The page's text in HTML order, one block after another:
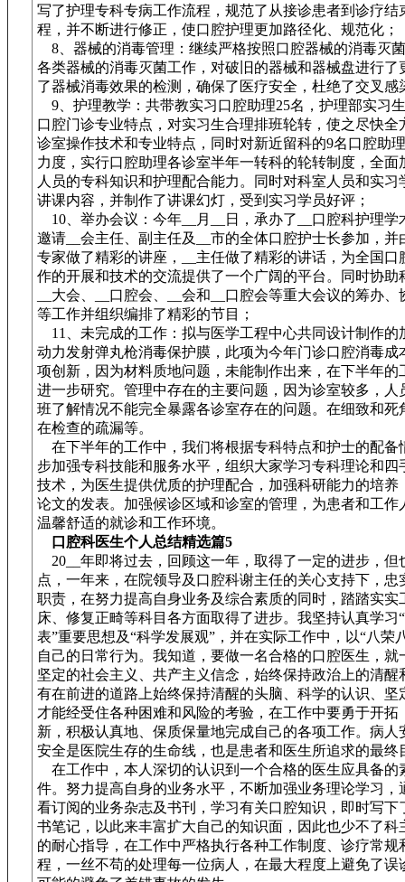
写了护理专科专病工作流程，规范了从接诊患者到诊疗结
程，并不断进行修正，使口腔护理更加路径化、规范化；
8、器械的消毒管理：继续严格按照口腔器械的消毒灭
各类器械的消毒灭菌工作，对破旧的器械和器械盘进行了
了器械消毒效果的检测，确保了医疗安全，杜绝了交叉感
9、护理教学：共带教实习口腔助理25名，护理部实习
口腔门诊专业特点，对实习生合理排班轮转，使之尽快全
诊室操作技术和专业特点，同时对新近留科的9名口腔助
力度，实行口腔助理各诊室半年一转科的轮转制度，全面
人员的专科知识和护理配合能力。同时对科室人员和实习
讲课内容，并制作了讲课幻灯，受到实习学员好评；
10、举办会议：今年__月__日，承办了__口腔科护理学
邀请__会主任、副主任及__市的全体口腔护士长参加，并
专家做了精彩的讲座，__主任做了精彩的讲话，为全国口
作的开展和技术的交流提供了一个广阔的平台。同时协助
__大会、__口腔会、__会和__口腔会等重大会议的筹办、
等工作并组织编排了精彩的节目；
11、未完成的工作：拟与医学工程中心共同设计制作的
动力发射弹丸枪消毒保护膜，此项为今年门诊口腔消毒成
项创新，因为材料质地问题，未能制作出来，在下半年的
进一步研究。管理中存在的主要问题，因为诊室较多，人
班了解情况不能完全暴露各诊室存在的问题。在细致和死
在检查的疏漏等。
在下半年的工作中，我们将根据专科特点和护士的配备
步加强专科技能和服务水平，组织大家学习专科理论和四
技术，为医生提供优质的护理配合，加强科研能力的培养
论文的发表。加强候诊区域和诊室的管理，为患者和工作
温馨舒适的就诊和工作环境。
口腔科医生个人总结精选篇5
20__年即将过去，回顾这一年，取得了一定的进步，但
点，一年来，在院领导及口腔科谢主任的关心支持下，忠
职责，在努力提高自身业务及综合素质的同时，踏踏实实
床、修复正畸等科目各方面取得了进步。我坚持认真学习
表”重要思想及“科学发展观”，并在实际工作中，以“八荣
自己的日常行为。我知道，要做一名合格的口腔医生，就
坚定的社会主义、共产主义信念，始终保持政治上的清醒
有在前进的道路上始终保持清醒的头脑、科学的认识、坚
才能经受住各种困难和风险的考验，在工作中要勇于开拓
新，积极认真地、保质保量地完成自己的各项工作。病人
安全是医院生存的生命线，也是患者和医生所追求的最终
在工作中，本人深切的认识到一个合格的医生应具备的
件。努力提高自身的业务水平，不断加强业务理论学习，
看订阅的业务杂志及书刊，学习有关口腔知识，即时写下
书笔记，以此来丰富扩大自己的知识面，因此也少不了科
的耐心指导，在工作中严格执行各种工作制度、诊疗常规
程，一丝不苟的处理每一位病人，在最大程度上避免了误